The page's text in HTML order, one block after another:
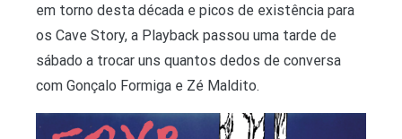
em torno desta década e picos de existência para
os Cave Story, a Playback passou uma tarde de
sábado a trocar uns quantos dedos de conversa
com Gonçalo Formiga e Zé Maldito.